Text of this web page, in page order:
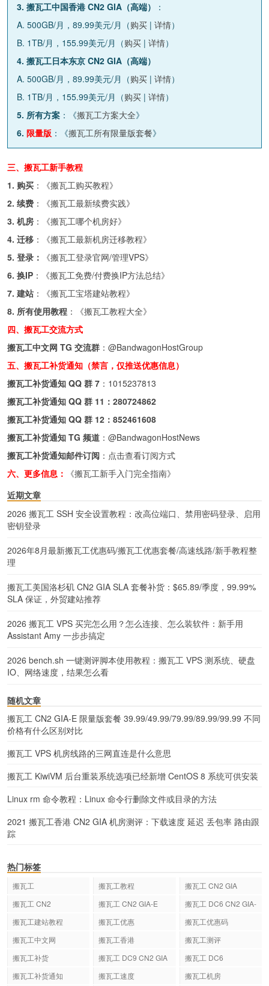
3. 搬瓦工中国香港 CN2 GIA（高端）
：
A. 500GB/月，89.99美元/月（购买 | 详情）
B. 1TB/月，155.99美元/月（购买 | 详情）
4. 搬瓦工日本东京 CN2 GIA（高端）
A. 500GB/月，89.99美元/月（购买 | 详情）
B. 1TB/月，155.99美元/月（购买 | 详情）
5. 所有方案 ：《搬瓦工方案大全》
6. 限量版 ：《搬瓦工所有限量版套餐》
三、搬瓦工新手教程
1. 购买 ：《搬瓦工购买教程》
2. 续费 ：《搬瓦工最新续费实践》
3. 机房 ：《搬瓦工哪个机房好》
4. 迁移 ：《搬瓦工最新机房迁移教程》
5. 登录：
《搬瓦工登录官网/管理VPS》
6. 换IP ：《搬瓦工免费/付费换IP方法总结》
7. 建站 ：《搬瓦工宝塔建站教程》
8. 所有使用教程 ：《搬瓦工教程大全》
四、搬瓦工交流方式
搬瓦工中文网 TG 交流群 ： @BandwagonHostGroup
五、搬瓦工补货通知（禁言，仅推送优惠信息）
搬瓦工补货通知 QQ 群 7 ： 1015237813
搬瓦工补货通知 QQ 群 11： 280724862
搬瓦工补货通知 QQ 群 12： 852461608
搬瓦工补货通知 TG 频道 ： @BandwagonHostNews
搬瓦工补货通知邮件订阅 ： 点击查看订阅方式
六、更多信息：
《搬瓦工新手入门完全指南》
近期文章
2026 搬瓦工 SSH 安全设置教程：改高位端口、禁用密码登录、启用
密钥登录
2026年8月最新搬瓦工优惠码/搬瓦工优惠套餐/高速线路/新手教程整
理
搬瓦工美国洛杉矶 CN2 GIA SLA 套餐补货：$65.89/季度，99.99%
SLA 保证，外贸建站推荐
2026 搬瓦工 VPS 买完怎么用？怎么连接、怎么装软件：新手用
Assistant Amy 一步步搞定
2026 bench.sh 一键测评脚本使用教程：搬瓦工 VPS 测系统、硬盘
IO、网络速度，结果怎么看
随机文章
搬瓦工 CN2 GIA-E 限量版套餐 39.99/49.99/79.99/89.99/99.99 不同
价格有什么区别对比
搬瓦工 VPS 机房线路的三网直连是什么意思
搬瓦工 KiwiVM 后台重装系统选项已经新增 CentOS 8 系统可供安装
Linux rm 命令教程：Linux 命令行删除文件或目录的方法
2021 搬瓦工香港 CN2 GIA 机房测评：下载速度 延迟 丢包率 路由跟
踪
热门标签
搬瓦工 搬瓦工教程
搬瓦工 CN2 GIA
搬瓦工 CN2
搬瓦工 CN2 GIA-E
搬瓦工 DC6 CN2 GIA-
搬瓦工建站教程 搬瓦工优惠
搬瓦工优惠码
搬瓦工中文网
搬瓦工香港
搬瓦工测评
搬瓦工补货
搬瓦工 DC9 CN2 GIA
搬瓦工 DC6
搬瓦工补货通知
搬瓦工速度 搬瓦工机房